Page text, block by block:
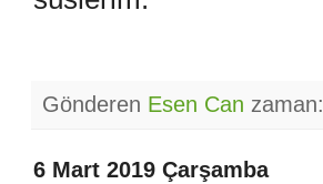
Gönderen Esen Can zaman:
6 Mart 2019 Çarşamba